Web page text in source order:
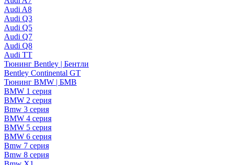
Audi A8
Audi Q3
Audi Q5
Audi Q7
Audi Q8
Audi TT
Тюнинг Bentley | Бентли
Bentley Continental GT
Тюнинг BMW | БМВ
BMW 1 серия
BMW 2 серия
Bmw 3 серия
BMW 4 серия
BMW 5 серия
BMW 6 серия
Bmw 7 серия
Bmw 8 серия